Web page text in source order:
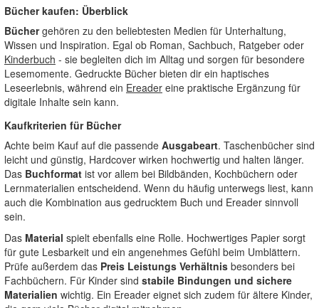
Bücher kaufen: Überblick
Büchergehören zu den beliebtesten Medien für Unterhaltung,
Wissen und Inspiration. Egal ob Roman, Sachbuch, Ratgeber oder
Kinderbuch - sie begleiten dich im Alltag und sorgen für besondere
Lesemomente. Gedruckte Bücher bieten dir ein haptisches
Leseerlebnis, während ein Ereader eine praktische Ergänzung für
digitale Inhalte sein kann.
Kaufkriterien für Bücher
Achte beim Kauf auf die passende Ausgabeart. Taschenbücher sind
leicht und günstig, Hardcover wirken hochwertig und halten länger.
Das Buchformat ist vor allem bei Bildbänden, Kochbüchern oder
Lernmaterialien entscheidend. Wenn du häufig unterwegs liest, kann
auch die Kombination aus gedrucktem Buch und Ereader sinnvoll
sein.
Das Material spielt ebenfalls eine Rolle. Hochwertiges Papier sorgt
für gute Lesbarkeit und ein angenehmes Gefühl beim Umblättern.
Prüfe außerdem das Preis Leistungs Verhältnis besonders bei
Fachbüchern. Für Kinder sind stabile Bindungen und sichere
Materialien wichtig. Ein Ereader eignet sich zudem für ältere Kinder,